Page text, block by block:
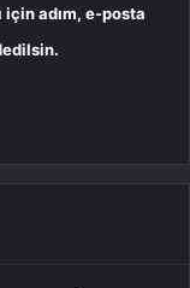
için adım, e-posta